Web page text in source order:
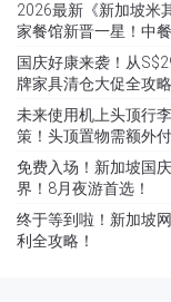
2026最新《新加坡米
家餐馆新晋一星！中
国庆好康来袭！从
牌家具清仓大促全攻
未来使用机上头顶行
策！头顶置物需额外付
免费入场！新加坡国
界！8月夜游首选！
终于等到啦！新加坡
利全攻略！